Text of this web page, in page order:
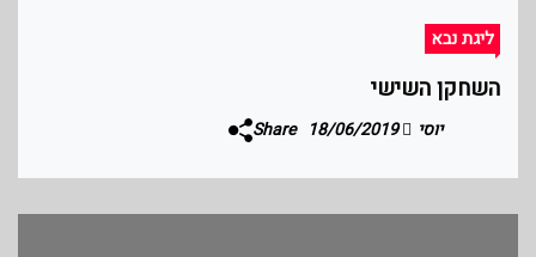
ליגת נבא
השחקן השישי
יוסי 18/06/2019
Share